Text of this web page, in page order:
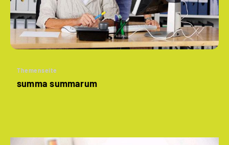
Themenseite
summa summarum